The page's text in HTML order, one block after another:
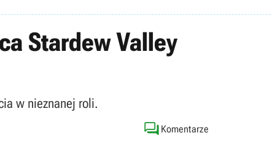
Stardew Valley
w nieznanej roli.
 Komentarze